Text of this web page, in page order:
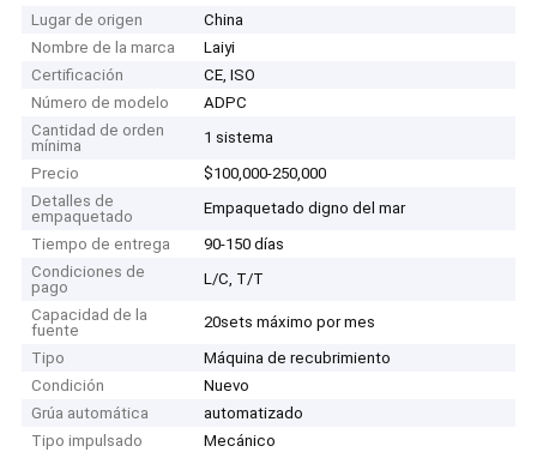
Lugar de origen
China
Nombre de la marca
Laiyi
Certificación
CE, ISO
Número de modelo
ADPC
Cantidad de orden
mínima
1 sistema
Precio
$100,000-250,000
Detalles de
empaquetado
Empaquetado digno del mar
Tiempo de entrega
90-150 días
Condiciones de
pago
L/C, T/T
Capacidad de la
fuente
20sets máximo por mes
Tipo
Máquina de recubrimiento
Condición
Nuevo
Grúa automática
automatizado
Tipo impulsado
Mecánico